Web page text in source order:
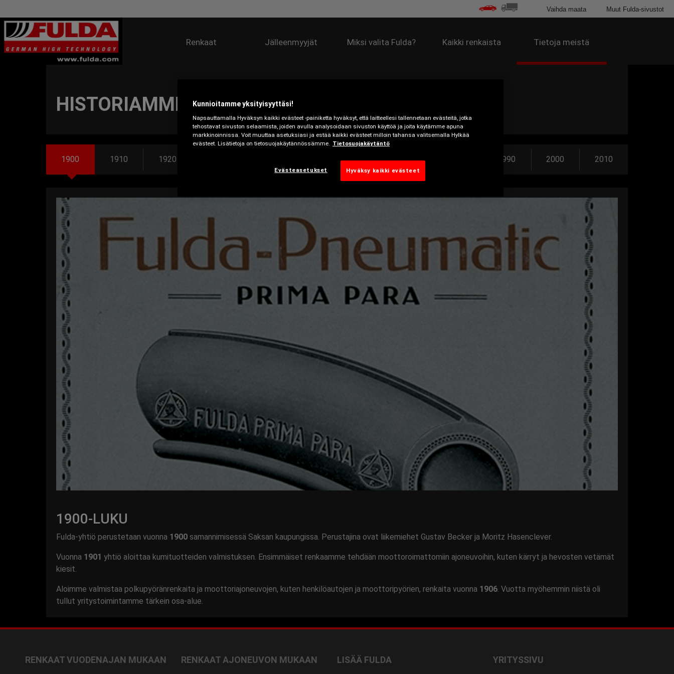
Renkaat Jälleenmyyjät Miksi valita Fulda? Kaikki renkaista Tietoja meistä
Vaihda maata Muut Fulda-sivustot
HISTORIAMME
1900 1910 1920 1960 1970 1990 2000 2010
1900-LUKU
Fulda-yhtiö perustetaan vuonna 1900 samannimisessä Saksan kaupungissa. Perustajina ovat liikemiehet Gustav Becker ja Moritz Hasenclever.
Vuonna 1901 yhtiö aloittaa kumituotteiden valmistuksen. Ensimmäiset renkaamme tehdään moottoroimattomiin ajoneuvoihin, kuten kärryt ja hevosten vetämät
kiesit.
Aloimme valmistaa polkupyöränrenkaita ja moottoriajoneuvojen, kuten henkilöautojen ja moottoripyörien, renkaita vuonna 1906. Vuotta myöhemmin niistä oli
tullut yritystoimintamme tärkein osa-alue.
RENKAAT VUODENAJAN MUKAAN RENKAAT AJONEUVON MUKAAN LISÄÄ FULDA YRITYSSIVU
Kunnioitamme yksityisyyttäsi!
Napsauttamalla Hyväksyn kaikki evästeet -painiketta hyväksyt, että laitteellesi tallennetaan evästeitä, jotka
tehostavat sivuston selaamista, joiden avulla analysoidaan sivuston käyttöä ja joita käytämme apuna
markkinoinnissa. Voit muuttaa asetuksiasi ja estää kaikki evästeet milloin tahansa valitsemalla Hylkää
evästeet. Lisätietoja on tietosuojakäytännössämme. Tietosuojakäytäntö
Evästeasetukset Hyväksy kaikki evästeet